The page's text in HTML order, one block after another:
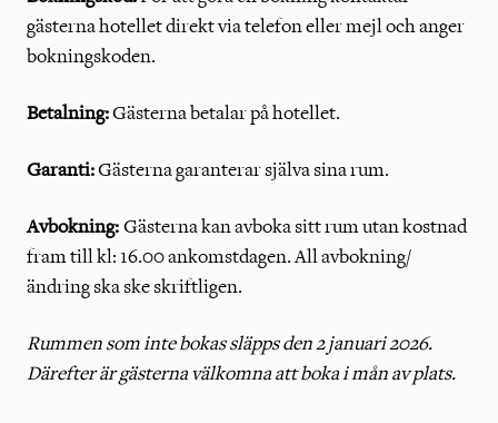
gästerna hotellet direkt via telefon eller mejl och anger
bokningskoden.
Betalning:Gästerna betalar på hotellet.
Garanti:Gästerna garanterar själva sina rum.
Avbokning:Gästerna kan avboka sitt rum utan kostnad
fram till kl: 16.00 ankomstdagen. All avbokning/
ändring ska ske skriftligen.
Rummen som inte bokas släpps den 2 januari 2026.
Därefter är gästerna välkomna att boka i mån av plats.